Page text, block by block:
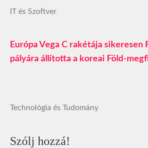
IT és Szoftver
Európa Vega C rakétája sikeresen
pályára állította a koreai Föld-
Technológia és Tudomány
Szólj hozzá!